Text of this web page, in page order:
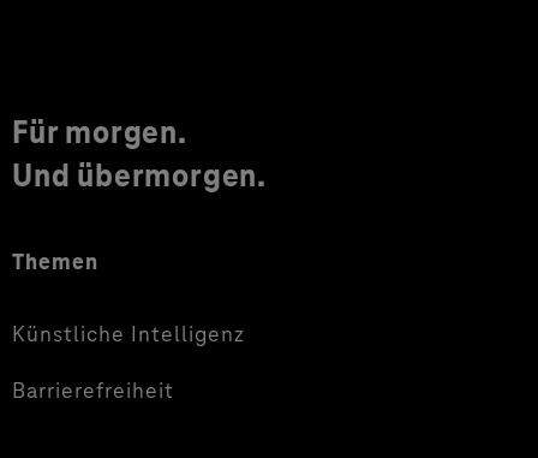
Für morgen.
Und übermorgen.
Themen
Künstliche Intelligenz
Barrierefreiheit